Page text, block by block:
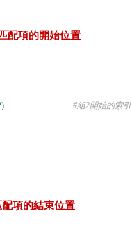
配項的開始位置
) #組2開始的索引
項的結束位置